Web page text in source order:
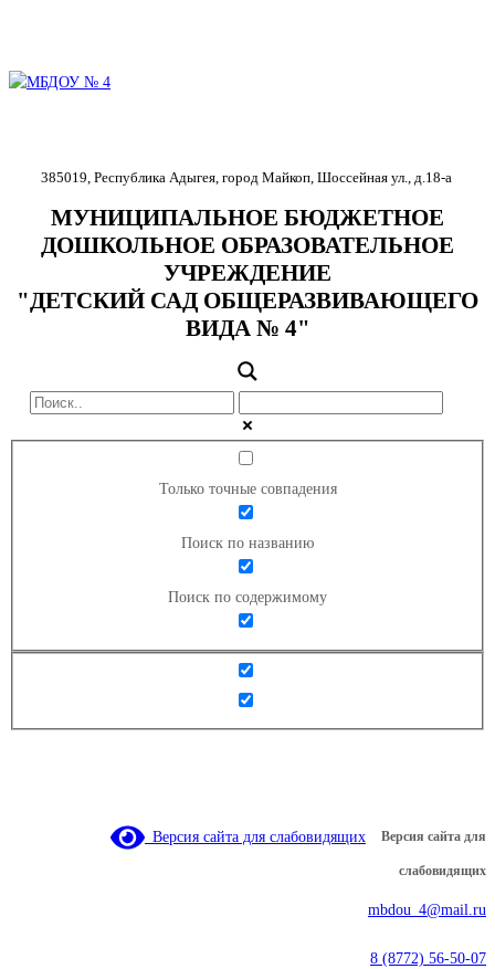
385019, Республика Адыгея, город Майкоп, Шоссейная ул., д.18-а
МУНИЦИПАЛЬНОЕ БЮДЖЕТНОЕ
ДОШКОЛЬНОЕ ОБРАЗОВАТЕЛЬНОЕ
УЧРЕЖДЕНИЕ
"ДЕТСКИЙ САД ОБЩЕРАЗВИВАЮЩЕГО
ВИДА № 4"
Только точные совпадения
Поиск по названию
Поиск по содержимому
Версия сайта для слабовидящих Версия сайта для
слабовидящих
mbdou_4@mail.ru
8 (8772) 56-50-07